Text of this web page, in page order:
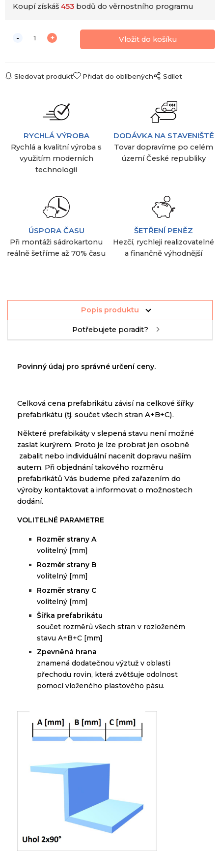
Koupí získáš 453 bodů do věrnostního programu
Sledovat produkt Přidat do oblíbených Sdílet
RYCHLÁ VÝROBA
Rychlá a kvalitní výroba s
využitím moderních
technologií
DODÁVKA NA STAVENIŠTĚ
Tovar dopravíme po celém
území České republiky
ÚSPORA ČASU
Při montáži sádrokartonu
reálně šetříme až 70% času
ŠETŘENÍ PENĚZ
Hezčí, rychleji realizovatelné
a finančně výhodnější
Popis produktu
Potřebujete poradit?
Povinný údaj pro správné určení ceny.
Celková cena prefabrikátu závisí na celkové šířky
prefabrikátu (tj. součet všech stran A+B+C).
Některé prefabikáty v slepená stavu není možné
zaslat kurýrem. Proto je lze probrat jen osobně
zabalit nebo individuální nacenit dopravu naším
autem. Při objednání takového rozměru
prefabrikátů Vás budeme před zařazením do
výroby kontaktovat a informovat o možnostech
dodání.
VOLITELNÉ PARAMETRE
Rozměr strany A
volitelný [mm]
Rozměr strany B
volitelný [mm]
Rozměr strany C
volitelný [mm]
Šířka prefabrikátu
součet rozměrů všech stran v rozloženém
stavu A+B+C [mm]
Zpevněná hrana
znamená dodatečnou výztuž v oblasti
přechodu rovin, která zvětšuje odolnost
pomocí vloženého plastového pásu.